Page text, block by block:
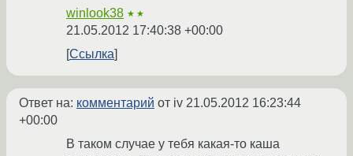
winlook38 ★★
21.05.2012 17:40:38 +00:00
Ссылка
Ответ на: комментарий от iv 21.05.2012 16:23:44
+00:00
В таком случае у тебя какая-то каша